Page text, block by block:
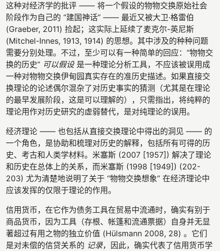
这种对经济学的批评 —— 将一个假设的物物交换原始社会
阶段作为自己的 “建国神话” —— 最近又被大卫·格雷伯
(Graeber, 2011) 捡起；这实际上延续了麦克尔-英尼斯
(Mitchel-Innes, 1913, 1914) 的思想。其中涉及的种种问题
需要分别处理。不过，至少可以有一种简单的回应：“物物交
换的历史” 可以假设是一种理论分析工具，不应该被误用成
一种对物物交换伊甸园真实存在的准历史描述。如果直接交
换理论的论述偶尔混杂了对历史事实的猜测（尤其是在理论
的最早发展阶段，这是可以理解的），只需指出，将纯粹的
理论用作对历史研究的虚弱替代，是对纯理论的误用。
经济理论 —— 也包括从直接交换理论中得出的洞见 —— 的
一个角色，是协助和梳理对历史的解释，包括所有可得的历
史、考古和人类学材料。米塞斯 (2007 [1957]) 解决了理论
和历史在总体上的关系，而米塞斯 (1998 [1949]) (202-
203) 尤为清楚地说明了关于 “物物交换想象” 在经济理论中
应该发挥的仅限于理论的作用。
信用货币，在它作为债务工具在贸易中流通时，确实有别于
商品货币，因为工具（存根、帐篷和流通票据）自身并无显
著超过有用之物的独立价值 (Hülsmann 2008, 28) 。它们
是对未偿的信贷关系的 记录，因此，确实代表了信用货币学